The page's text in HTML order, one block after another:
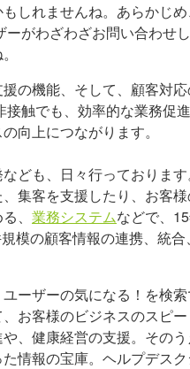
しれませんね。あらかじ
がわざわざお問い合わせ
の機能、そして、顧客対
触でも、効率的な業務促
向上につながります。
ども、日々行っております
集客を支援したり、お客
、 業務システムなどで、
模の顧客情報の連携、統
ーザーの気になる！を検
お客様のビジネスのスピ
、健康経営の支援。その
情報の宝庫。ヘルプデス